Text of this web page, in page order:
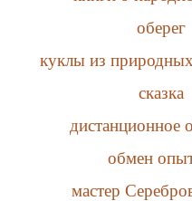
оберег
куклы из
сказка
дистанционное
обмен
мастер